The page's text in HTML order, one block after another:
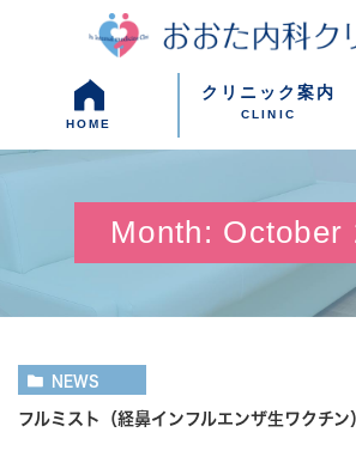
HOME
クリニック案内
CLINIC
Month: October
NEWS
フルミスト（経鼻インフルエンザ生ワクチン